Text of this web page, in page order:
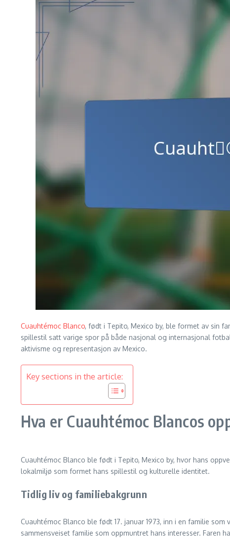
Cuauhtémoc Blanco, født i Tepito, Mexico by, ble formet av sin
spillestil satt varige spor på både nasjonal og internasjonal
aktivisme og representasjon av Mexico.
Key sections in the article:
Hva er Cuauhtémoc Blancos
Cuauhtémoc Blanco ble født i Tepito, Mexico by, hvor hans
lokalmiljø som formet hans spillestil og kulturelle identitet.
Tidlig liv og familiebakgrunn
Cuauhtémoc Blanco ble født 17. januar 1973, inn i en familie
sammensveiset familie som oppmuntret hans interesser.